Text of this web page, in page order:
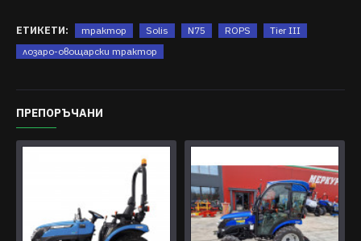
ЕТИКЕТИ: трактор Solis N75 ROPS
Tier III
лозаро-овощарски трактор
ПРЕПОРЪЧАНИ